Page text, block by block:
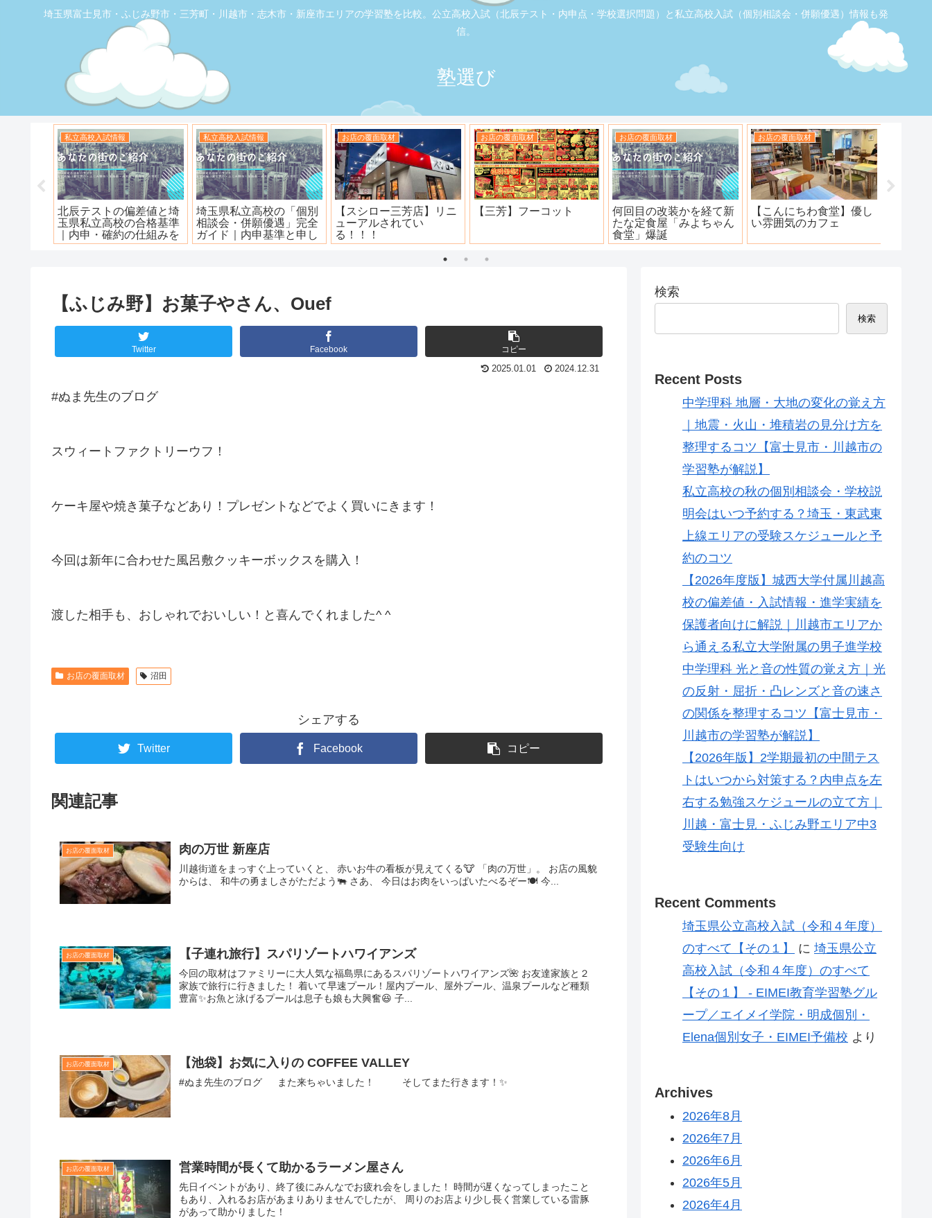
埼玉県富士見市・ふじみ野市・三芳町・川越市・志木市・新座市エリアの学習塾を比較。公立高校入試（北辰テスト・内申点・学校選択問題）と私立高校入試（個別相談会・併願優遇）情報も発
信。
塾選び
お店の覆面取材
【トナリエふじみ野】ワ
ンダーステーキ🥩😋
お店の覆面取材
【新座】日曜ロピア寿司
お店の覆面取材
大衆焼肉ホール ニュー宝
島
お店の覆面取材
地元本格寿司屋。おり
お店の覆面取材
【ふじみ野】素敵なステ
ーキ！ワンダーステー
キ！
お店の覆面取材
ハンバーグ工房 川越新河
岸店
【ふじみ野】お菓子やさん、Ouef
Twitter Facebook コピー
2025.01.01 2024.12.31
#ぬま先生のブログ
スウィートファクトリーウフ！
ケーキ屋や焼き菓子などあり！プレゼントなどでよく買いにきます！
今回は新年に合わせた風呂敷クッキーボックスを購入！
渡した相手も、おしゃれでおいしい！と喜んでくれました^ ^
お店の覆面取材 沼田
シェアする
Twitter Facebook コピー
関連記事
お店の覆面取材 肉の万世 新座店
川越街道をまっすぐ上っていくと、 赤いお牛の看板が見えてくる🐮 「肉の万世」。 お店の風貌
からは、 和牛の勇ましさがただよう🐃 さあ、 今日はお肉をいっぱいたべるぞー🍽 今...
お店の覆面取材 【子連れ旅行】スパリゾートハワイアンズ
今回の取材はファミリーに大人気な福島県にあるスパリゾートハワイアンズ🌺 お友達家族と２
家族で旅行に行きました！ 着いて早速プール！屋内プール、屋外プール、温泉プールなど種類
豊富✨お魚と泳げるプールは息子も娘も大興奮😆 子...
お店の覆面取材 【池袋】お気に入りの COFFEE VALLEY
#ぬま先生のブログ また来ちゃいました！ そしてまた行きます！✨
お店の覆面取材 営業時間が長くて助かるラーメン屋さん
先日イベントがあり、終了後にみんなでお疲れ会をしました！ 時間が遅くなってしまったこと
もあり、入れるお店があまりありませんでしたが、 周りのお店より少し長く営業している雷豚
があって助かりました！
検索
検索
Recent Posts
中学理科 地層・大地の変化の覚え方
｜地震・火山・堆積岩の見分け方を
整理するコツ【富士見市・川越市の
学習塾が解説】
私立高校の秋の個別相談会・学校説
明会はいつ予約する？埼玉・東武東
上線エリアの受験スケジュールと予
約のコツ
【2026年度版】城西大学付属川越高
校の偏差値・入試情報・進学実績を
保護者向けに解説｜川越市エリアか
ら通える私立大学附属の男子進学校
中学理科 光と音の性質の覚え方｜光
の反射・屈折・凸レンズと音の速さ
の関係を整理するコツ【富士見市・
川越市の学習塾が解説】
【2026年版】2学期最初の中間テス
トはいつから対策する？内申点を左
右する勉強スケジュールの立て方｜
川越・富士見・ふじみ野エリア中3
受験生向け
Recent Comments
埼玉県公立高校入試（令和４年度）
のすべて【その１】
に 埼玉県公立
高校入試（令和４年度）のすべて
【その１】 - EIMEI教育学習塾グル
ープ／エイメイ学院・明成個別・
Elena個別女子・EIMEI予備校 より
Archives
2026年8月
2026年7月
2026年6月
2026年5月
2026年4月